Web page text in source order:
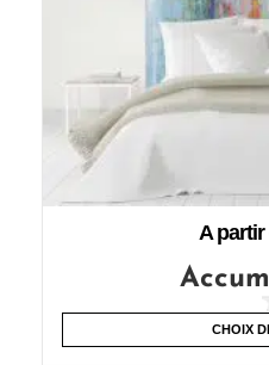
A partir
CHOIX